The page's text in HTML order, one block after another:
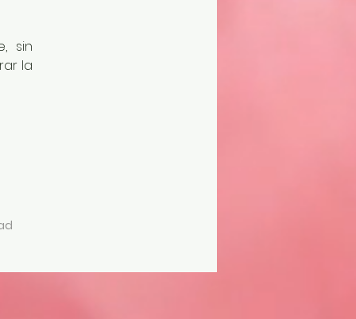
sin
la